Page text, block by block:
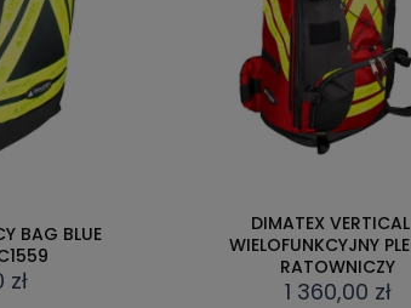
BLUE
DIMATEX VERTICAL -
WIELOFUNKCYJNY PLECAK
RATOWNICZY
1 360,00 zł